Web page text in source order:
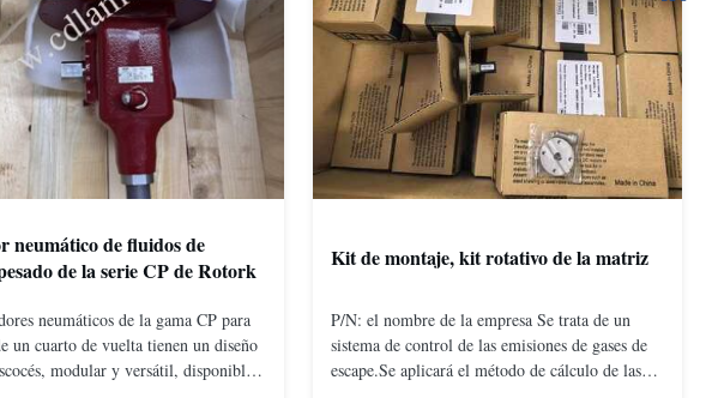
neumático de fluidos de
de la serie CP de Rotork
neumáticos de la gama CP para
un cuarto de vuelta tienen un diseño
modular y versátil, disponible
Kit de montaje, kit rotativo de la matriz
P/N: el nombre de la empresa Se trata de un
sistema de control de las emisiones de gases de
escape.Se aplicará el método de cálculo de las